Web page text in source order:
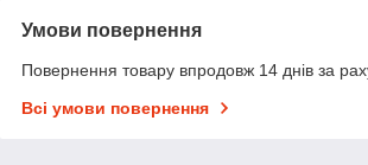
Умови повернення
Повернення товару впродовж 14 днів за
Всі умови повернення